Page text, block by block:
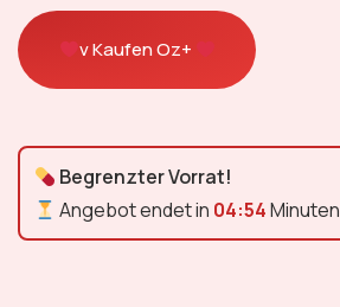
v Kaufen Oz+
Begrenzter Vorrat!
Angebot endet in 04:53Minuten